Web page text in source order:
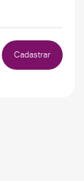
Cadastrar